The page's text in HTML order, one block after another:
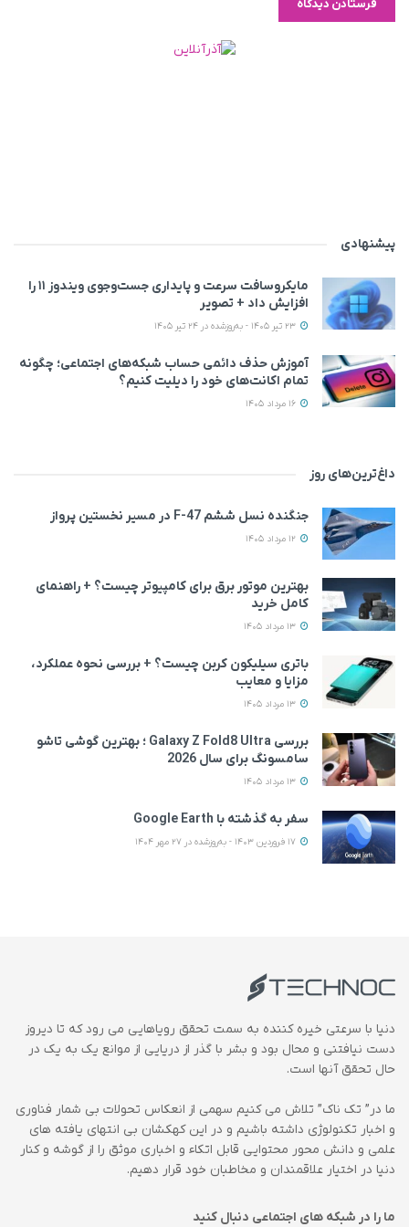
پیشنهادی
مایکروسافت سرعت و پایداری جست‌وجوی ویندوز ۱۱ را
افزایش داد + تصویر
آموزش حذف دائمی حساب شبکه‌های اجتماعی؛ چگونه
تمام اکانت‌های خود را دیلیت کنیم؟
داغ‌ترین‌های روز
جنگنده نسل ششم F-47 در مسیر نخستین پرواز
بهترین موتور برق برای کامپیوتر چیست؟ + راهنمای
کامل خرید
باتری سیلیکون کربن چیست؟ + بررسی نحوه عملکرد،
مزایا و معایب
بررسی Galaxy Z Fold8 Ultra ؛ بهترین گوشی تاشو
سامسونگ برای سال 2026
سفر به گذشته با Google Earth
دنیا با سرعتی خیره کننده به سمت تحقق رویاهایی می رود که تا دیروز
دست نیافتنی و محال بود و بشر با گذر از دریایی از موانع یک به یک در
حال تحقق آنها است.
ما در” تک ناک” تلاش می کنیم سهمی از انعکاس تحولات بی شمار فناوری
و اخبار تکنولوژی داشته باشیم و در این کهکشان بی انتهای یافته های
علمی و دانش محور محتوایی قابل اتکاء و اخباری موثق را از گوشه و کنار
دنیا در اختیار علاقمندان و مخاطبان خود قرار دهیم.
ما را در شبکه های اجتماعی دنبال کنید